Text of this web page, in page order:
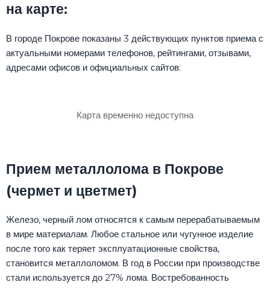
на карте:
В городе Покрове показаны 3 действующих пунктов приема с
актуальными номерами телефонов, рейтингами, отзывами,
адресами офисов и официальных сайтов:
Карта временно недоступна
Прием металлолома в Покрове
(чермет и цветмет)
Железо, черный лом относятся к самым перерабатываемым
в мире материалам. Любое стальное или чугунное изделие
после того как теряет эксплуатационные свойства,
становится металлоломом. В год в России при производстве
стали используется до 27% лома. Востребованность